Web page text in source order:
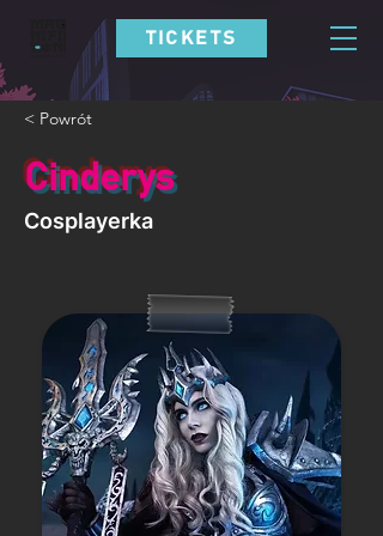
TICKETS
< Powrót
Cinderys
Cosplayerka